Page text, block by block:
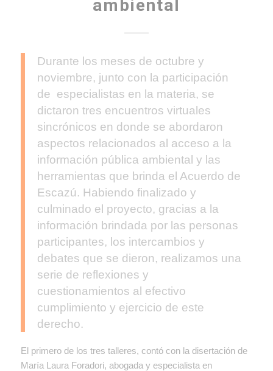
ambiental
Durante los meses de octubre y
noviembre, junto con la participación
de especialistas en la materia, se
dictaron tres encuentros virtuales
sincrónicos en donde se abordaron
aspectos relacionados al acceso a la
información pública ambiental y las
herramientas que brinda el Acuerdo de
Escazú. Habiendo finalizado y
culminado el proyecto, gracias a la
información brindada por las personas
participantes, los intercambios y
debates que se dieron, realizamos una
serie de reflexiones y
cuestionamientos al efectivo
cumplimiento y ejercicio de este
derecho.
El primero de los tres talleres, contó con la disertación de
María Laura Foradori, abogada y especialista en